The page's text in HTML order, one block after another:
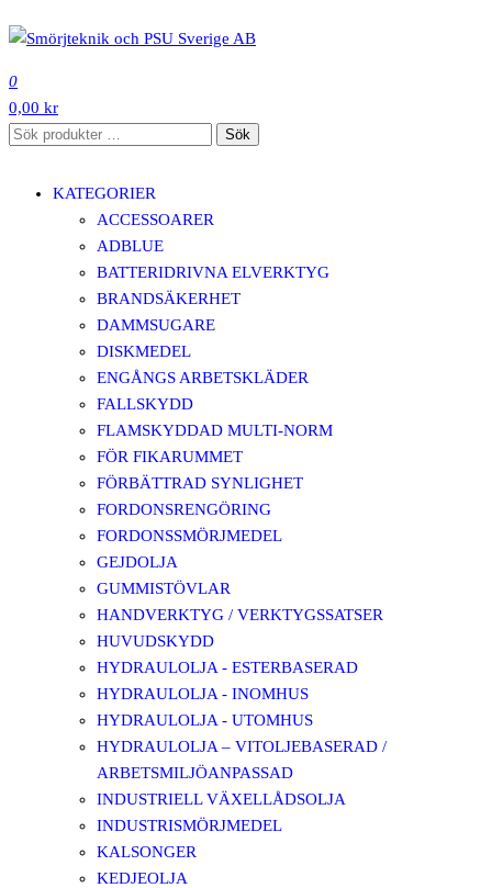
till
innehåll
0
0,00 kr
Sök
Sök
KATEGORIER
ACCESSOARER
ADBLUE
BATTERIDRIVNA ELVERKTYG
BRANDSÄKERHET
DAMMSUGARE
DISKMEDEL
ENGÅNGS ARBETSKLÄDER
FALLSKYDD
FLAMSKYDDAD MULTI-NORM
FÖR FIKARUMMET
FÖRBÄTTRAD SYNLIGHET
FORDONSRENGÖRING
FORDONSSMÖRJMEDEL
GEJDOLJA
GUMMISTÖVLAR
HANDVERKTYG / VERKTYGSSATSER
HUVUDSKYDD
HYDRAULOLJA - ESTERBASERAD
HYDRAULOLJA - INOMHUS
HYDRAULOLJA - UTOMHUS
HYDRAULOLJA – VITOLJEBASERAD /
ARBETSMILJÖANPASSAD
INDUSTRIELL VÄXELLÅDSOLJA
INDUSTRISMÖRJMEDEL
KALSONGER
KEDJEOLJA